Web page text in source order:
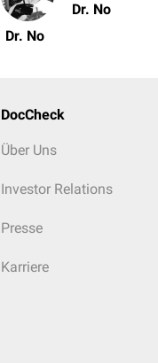
Dr. No
Dr. No
DocCheck
Über Uns
Investor Relations
Presse
Karriere